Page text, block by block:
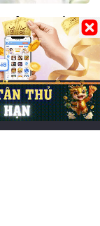
đám cưới &
218